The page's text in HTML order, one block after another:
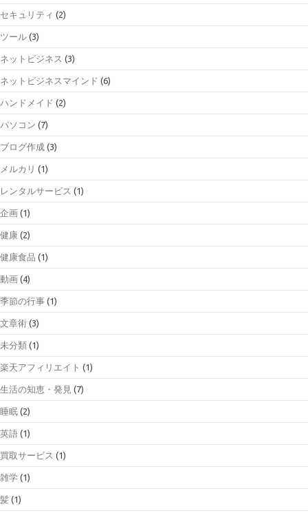
セキュリティ (2)
ツール (3)
ネットビジネス (3)
ネットビジネスマインド (6)
ハンドメイド (2)
パソコン (7)
ブログ作成 (3)
メルカリ (1)
レンタルサービス (1)
企画 (1)
健康 (2)
健康食品 (1)
動画 (4)
季節の行事 (1)
文章術 (3)
未分類 (1)
楽天アフィリエイト (1)
生活の知恵・発見 (7)
睡眠 (2)
英語 (1)
買取サービス (1)
雑学 (1)
髪 (1)